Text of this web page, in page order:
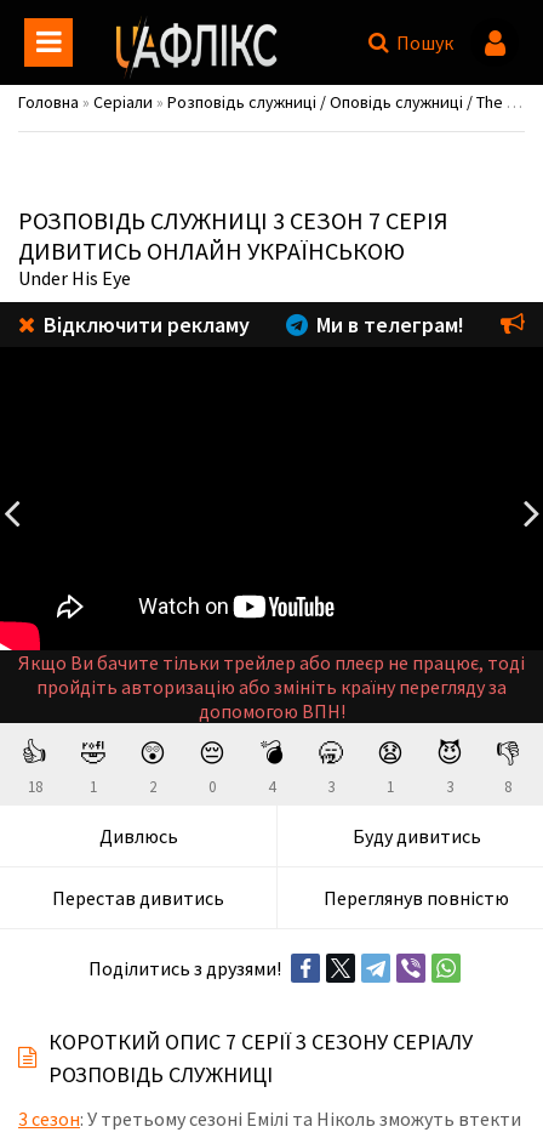
Пошук
Головна » Серіали » Розповідь служниці / Оповідь служниці / The Handmaid's Tale
РОЗПОВІДЬ СЛУЖНИЦІ 3 СЕЗОН 7 СЕРІЯ
ДИВИТИСЬ ОНЛАЙН УКРАЇНСЬКОЮ
Under His Eye
Відключити рекламу Ми в телеграм!
Якщо Ви бачите тільки трейлер або плеєр не працює, тоді
пройдіть авторизацію або змініть країну перегляду за
допомогою ВПН!
👍
18
🤣
1
😲
2
😔
0
💣
4
🥱
3
😧
1
😈
3
👎
8
Дивлюсь Буду дивитись
Перестав дивитись Переглянув повністю
Поділитись з друзями!
КОРОТКИЙ ОПИС 7 СЕРІЇ 3 СЕЗОНУ СЕРІАЛУ
РОЗПОВІДЬ СЛУЖНИЦІ
3 сезон: У третьому сезоні Емілі та Ніколь зможуть втекти